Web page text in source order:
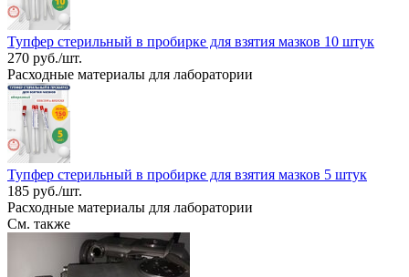
Тупфер стерильный в пробирке для взятия мазков 10 штук
270 руб./шт.
Расходные материалы для лаборатории
Тупфер стерильный в пробирке для взятия мазков 5 штук
185 руб./шт.
Расходные материалы для лаборатории
См. также